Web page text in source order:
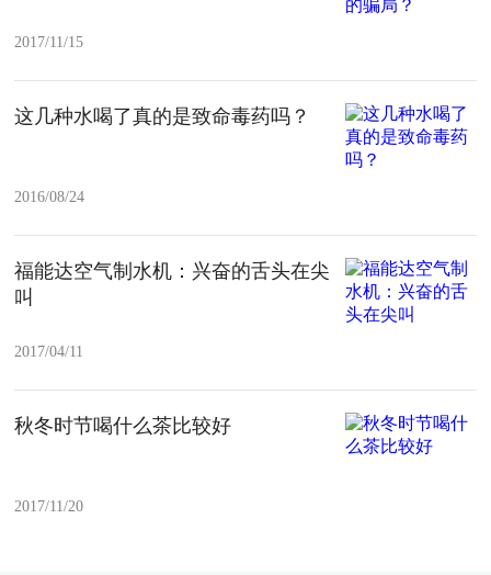
2017/11/15
这几种水喝了真的是致命毒药吗？
2016/08/24
福能达空气制水机：兴奋的舌头在尖
叫
2017/04/11
秋冬时节喝什么茶比较好
2017/11/20